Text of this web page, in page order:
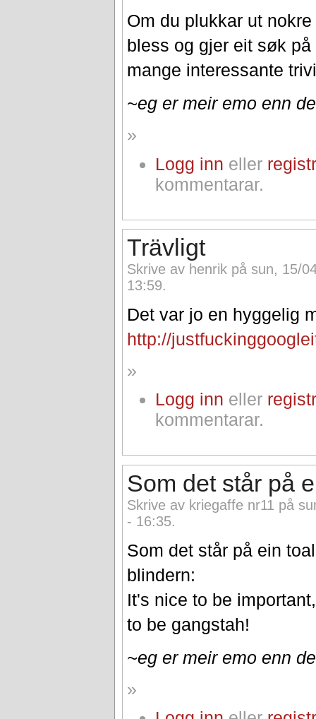
Om du plukkar ut
bless og gjer eit søk
mange interessante
~eg er meir emo enn
»
Logg inn eller
kommentarar.
Trävligt
Skrive av henrik på sun, 15/
13:59.
Det var jo en hyggelig
http://
»
Logg inn eller
kommentarar.
Som det står på
Skrive av kriegaffe nr11 på
- 16:35.
Som det står på ein
blindern:
It's nice to be
to be gangstah!
~eg er meir emo enn
»